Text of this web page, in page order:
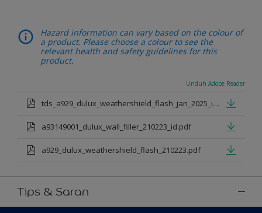
Hazard information can vary based on the colour of
a product. Please choose a colour to see the
relevant health and safety guidelines for this
product.
Unduh Adobe Reader
tds_a929_dulux_weathershield_flash_jan_2025_id.pdf
a93149001_dulux_wall_filler_210223_id.pdf
a929_dulux_weathershield_flash_210223.pdf
Tips & Saran